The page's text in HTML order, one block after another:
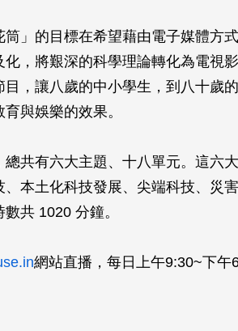
」的目標在希望藉由電子媒體方
，將艱深的科學理論轉化為電視
，讓八歲的中小學生，到八十歲的
與娛樂的效果。
共有六大主題、十八單元。這六
本土化科技發展、尖端科技、災害
共 1020 分鐘。
網站直播，每日上午9:30~下午